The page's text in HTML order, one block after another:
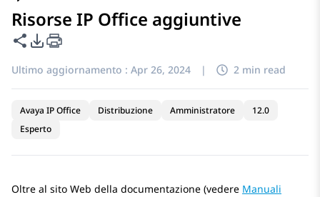
Risorse IP Office aggiuntive
Condividi questa pagina
Opzioni di esportazione PDF
Ultimo aggiornamento : Apr 26, 2024 | 2 min read
Avaya IP Office Distribuzione Amministratore
12.0
Esperto
Oltre al sito Web della documentazione (vedere Manuali